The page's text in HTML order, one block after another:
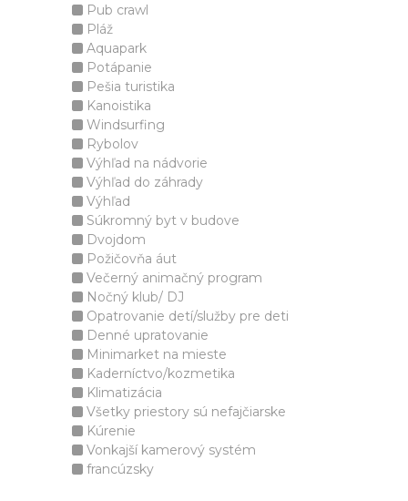
Pub crawl
Pláž
Aquapark
Potápanie
Pešia turistika
Kanoistika
Windsurfing
Rybolov
Výhľad na nádvorie
Výhľad do záhrady
Výhľad
Súkromný byt v budove
Dvojdom
Požičovňa áut
Večerný animačný program
Nočný klub/ DJ
Opatrovanie detí/služby pre deti
Denné upratovanie
Minimarket na mieste
Kaderníctvo/kozmetika
Klimatizácia
Všetky priestory sú nefajčiarske
Kúrenie
Vonkajší kamerový systém
francúzsky